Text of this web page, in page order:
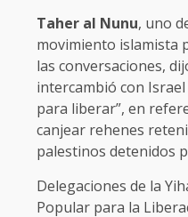
Taher al Nunu, uno
movimiento islamista
las conversaciones,
intercambió con
para liberar”, en
canjear rehenes
palestinos detenidos
Delegaciones de la
Popular para la